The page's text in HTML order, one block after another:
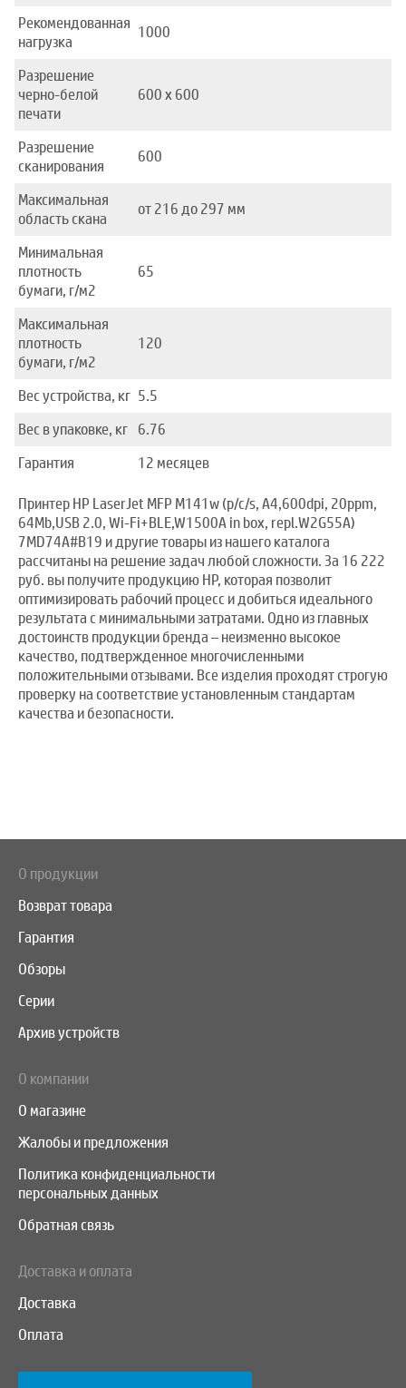
Рекомендованная
нагрузка
1000
Разрешение
черно-белой
печати
600 х 600
Разрешение
сканирования
600
Максимальная
область скана
от 216 до 297 мм
Минимальная
плотность
бумаги, г/м2
65
Максимальная
плотность
бумаги, г/м2
120
Вес устройства, кг 5.5
Вес в упаковке, кг 6.76
Гарантия
12 месяцев
Принтер HP LaserJet MFP M141w (p/c/s, A4,600dpi, 20ppm,
64Mb,USB 2.0, Wi-Fi+BLE,W1500A in box, repl.W2G55A)
7MD74A#B19 и другие товары из нашего каталога
рассчитаны на решение задач любой сложности. За 16 222
руб. вы получите продукцию HP, которая позволит
оптимизировать рабочий процесс и добиться идеального
результата с минимальными затратами. Одно из главных
достоинств продукции бренда – неизменно высокое
качество, подтвержденное многочисленными
положительными отзывами. Все изделия проходят строгую
проверку на соответствие установленным стандартам
качества и безопасности.
О продукции
Возврат товара
Гарантия
Обзоры
Серии
Архив устройств
О компании
О магазине
Жалобы и предложения
Политика конфиденциальности
персональных данных
Обратная связь
Доставка и оплата
Доставка
Оплата